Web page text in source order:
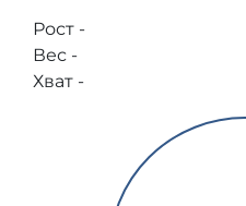
Рост -
Вес -
Хват -